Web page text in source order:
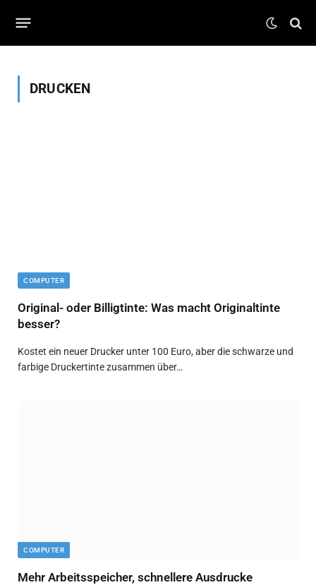
DRUCKEN
COMPUTER
Original- oder Billigtinte: Was macht Originaltinte
besser?
Kostet ein neuer Drucker unter 100 Euro, aber die schwarze und
farbige Druckertinte zusammen über…
COMPUTER
Mehr Arbeitsspeicher, schnellere Ausdrucke